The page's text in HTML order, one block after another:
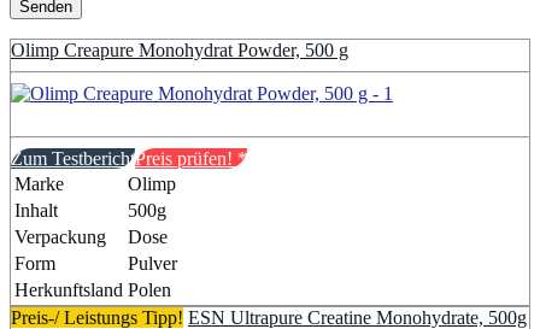
Olimp Creapure Monohydrat Powder, 500 g
Zum TestberichtPreis prüfen! *
Marke
Olimp
Inhalt
500g
Verpackung
Dose
Form
Pulver
Herkunftsland Polen
Preis-/ Leistungs Tipp! ESN Ultrapure Creatine Monohydrate, 500g